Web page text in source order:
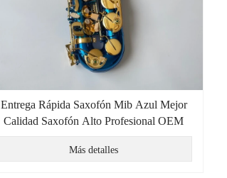
Entrega Rápida Saxofón Mib Azul Mejor
Calidad Saxofón Alto Profesional OEM
Más detalles